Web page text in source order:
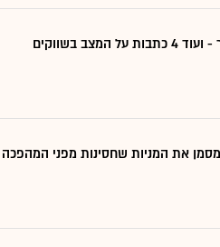
בשווקים